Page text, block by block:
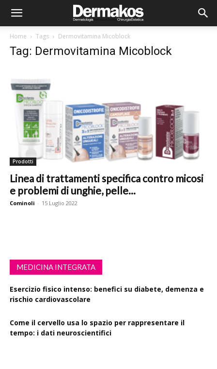
Home Tags Dermovitamina Micoblock
Tag: Dermovitamina Micoblock
Prodotti
Linea di trattamenti specifica contro micosi
e problemi di unghie, pelle...
Cominoli - 15 Luglio 2022
MEDICINA INTEGRATA
Esercizio fisico intenso: benefici su diabete, demenza e
rischio cardiovascolare
Come il cervello usa lo spazio per rappresentare il
tempo: i dati neuroscientifici